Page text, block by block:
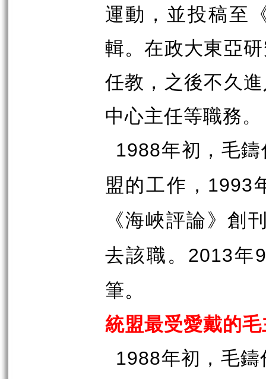
運動，並投稿至
輯。在政大東亞
任教，之後不久
中心主任等職務。
1988年初，毛
盟的工作， 1993
《海峽評論》創
去該職。
2013年
筆。
統盟最受愛戴的
1988年初，毛